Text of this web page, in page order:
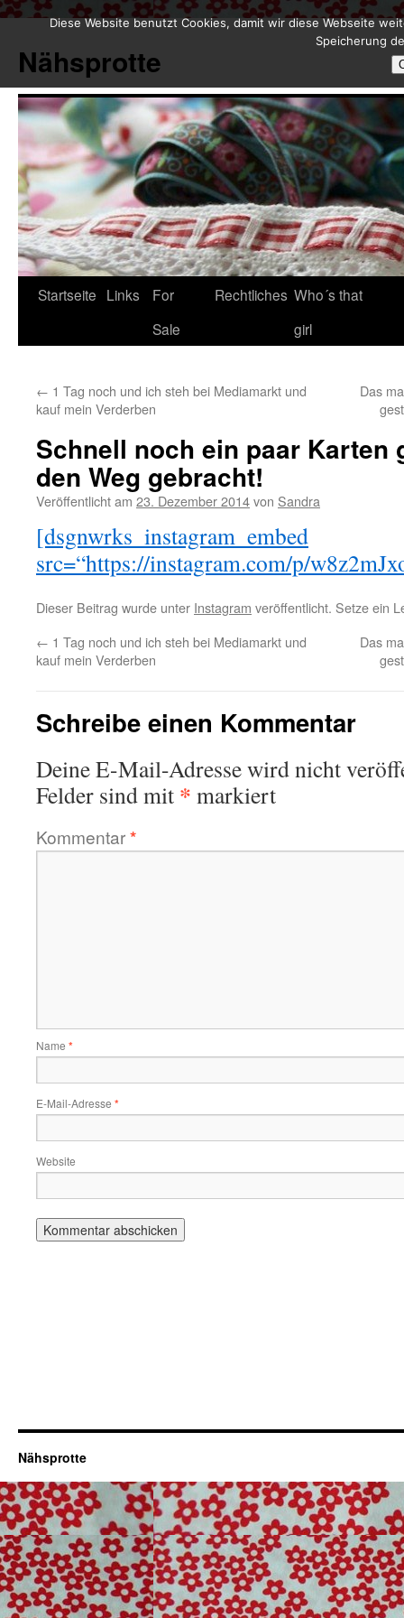
springen
Nähsprotte
Startseite Links
For
Sale
Rechtliches Who´s that
girl
← 1 Tag noch und ich steh bei Mediamarkt und
kauf mein Verderben
Das
Schnell noch ein paar Karten
den Weg gebracht!
Veröffentlicht am 23. Dezember 2014von Sandra
[dsgnwrks_instagram_embed
src=“https://instagram.com/p/
Dieser Beitrag wurde unter Instagram veröffentlicht. Setze ein
← 1 Tag noch und ich steh bei Mediamarkt und
kauf mein Verderben
Das
Schreibe einen Kommentar
Deine E-Mail-Adresse wird nicht
Felder sind mit * markiert
Kommentar*
Name *
E-Mail-Adresse *
Website
Nähsprotte
Diese Website benutzt Cookies, damit wir diese Webseite
Speicherung